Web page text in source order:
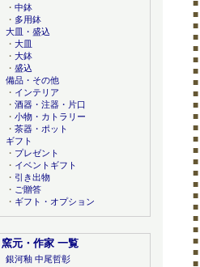
■
■
■
■
■
■
■
■
■
■
■
■
■
■
■
■
■
■
■
■
■
■
■
■
・ 中鉢
・ 多用鉢
大皿・盛込
・ 大皿
・ 大鉢
・ 盛込
備品・その他
・ インテリア
・ 酒器・注器・片口
・ 小物・カトラリー
・ 茶器・ポット
ギフト
・ プレゼント
・ イベントギフト
・ 引き出物
・ ご贈答
・ ギフト・オプション
窯元・作家 一覧
銀河釉 中尾哲彰